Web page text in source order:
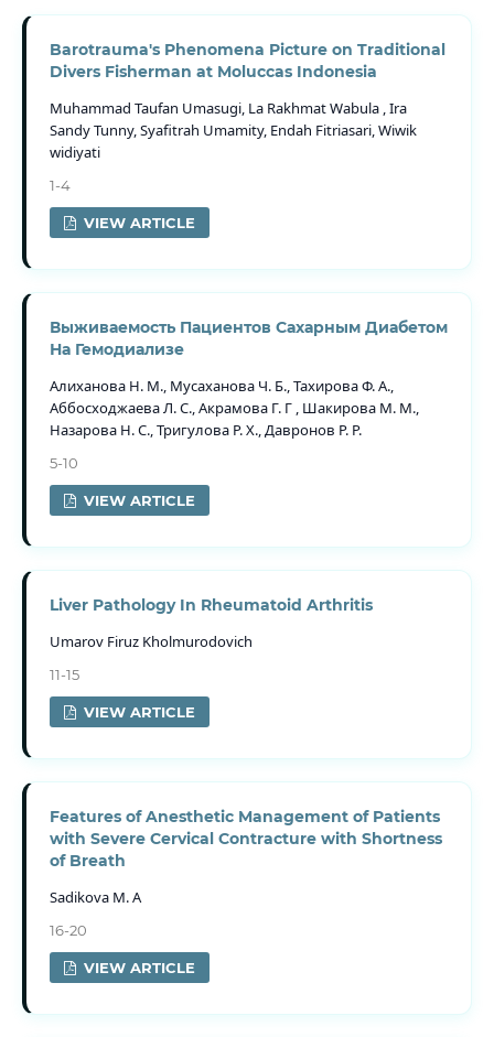
Barotrauma's Phenomena Picture on Traditional
Divers Fisherman at Moluccas Indonesia
Muhammad Taufan Umasugi, La Rakhmat Wabula , Ira
Sandy Tunny, Syafitrah Umamity, Endah Fitriasari, Wiwik
widiyati
1-4
VIEW ARTICLE
Выживаемость Пациентов Сахарным Диабетом
На Гемодиализе
Алиханова Н. М., Мусаханова Ч. Б., Тахирова Ф. А.,
Аббосходжаева Л. С., Акрамова Г. Г , Шакирова М. М.,
Назарова Н. С., Тригулова Р. Х., Давронов Р. Р.
5-10
VIEW ARTICLE
Liver Pathology In Rheumatoid Arthritis
Umarov Firuz Kholmurodovich
11-15
VIEW ARTICLE
Features of Anesthetic Management of Patients
with Severe Cervical Contracture with Shortness
of Breath
Sadikova M. A
16-20
VIEW ARTICLE